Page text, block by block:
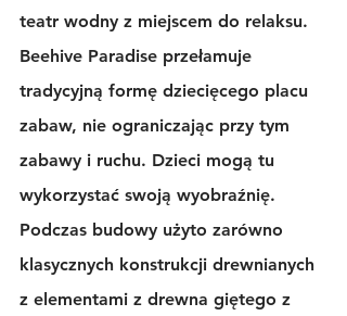
teatr wodny z miejscem do relaksu.
Beehive Paradise przełamuje
tradycyjną formę dziecięcego placu
zabaw, nie ograniczając przy tym
zabawy i ruchu. Dzieci mogą tu
wykorzystać swoją wyobraźnię.
Podczas budowy użyto zarówno
klasycznych konstrukcji drewnianych
z elementami z drewna giętego z